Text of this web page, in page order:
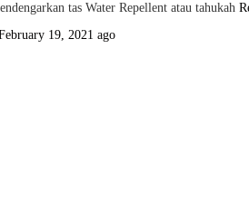
tas Water Repellent atau tahukah
19, 2021 ago